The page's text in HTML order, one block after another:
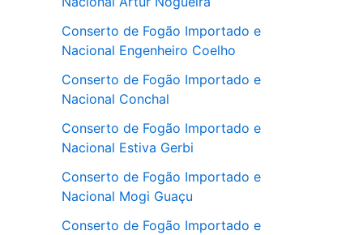
Conserto de Fogão Importado e
Nacional Engenheiro Coelho
Conserto de Fogão Importado e
Nacional Conchal
Conserto de Fogão Importado e
Nacional Estiva Gerbi
Conserto de Fogão Importado e
Nacional Mogi Guaçu
Conserto de Fogão Importado e